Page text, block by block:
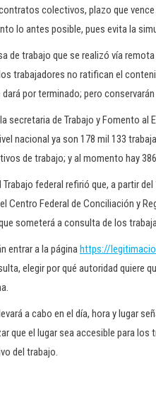
colectivos, plazo que
lo antes posible, pues evita la
de trabajo que se realizó vía
trabajadores no ratifican el
por terminado; pero
secretaria de Trabajo y Fomento
nacional ya son 178 mil 133
de trabajo; y al momento hay
Trabajo federal refirió que, a partir
Centro Federal de Conciliación y
someterá a consulta de los
entrar a la páginahttps://
elegir por qué autoridad quiere
a cabo en el día, hora y lugar
que el lugar sea accesible para
del trabajo.